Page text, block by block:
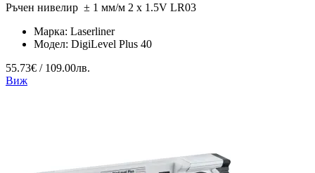
Ръчен нивелир ± 1 мм/м 2 x 1.5V LR03
Марка: Laserliner
Модел: DigiLevel Plus 40
55.73€ / 109.00лв.
Виж